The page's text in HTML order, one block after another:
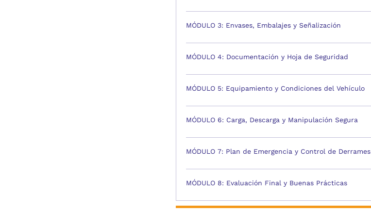
MÓDULO 3: Envases, Embalajes y Señalización
MÓDULO 4: Documentación y Hoja de Seguridad
MÓDULO 5: Equipamiento y Condiciones del Vehículo
MÓDULO 6: Carga, Descarga y Manipulación Segura
MÓDULO 7: Plan de Emergencia y Control de Derrames
MÓDULO 8: Evaluación Final y Buenas Prácticas